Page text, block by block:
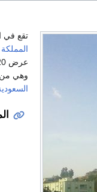
تقع في
وهي من